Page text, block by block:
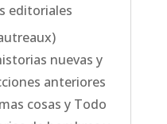
editoriales
nuevas y
anteriores
cosas y Todo